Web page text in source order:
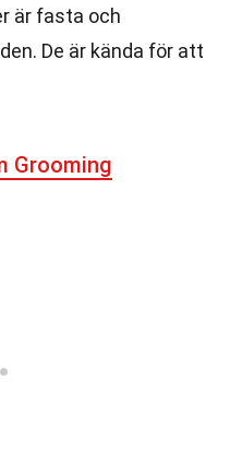
är fasta och
De är kända för att
Grooming